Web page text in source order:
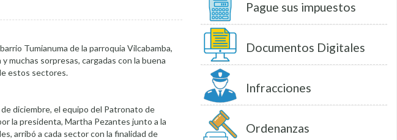
Tumianuma de la parroquia Vilcabamba,
muchas sorpresas, cargadas con la buena
estos sectores.
diciembre, el equipo del Patronato de
la presidenta, Martha Pezantes junto a la
arribó a cada sector con la finalidad de
Pague sus impuestos
Documentos Digitales
Infracciones
Ordenanzas